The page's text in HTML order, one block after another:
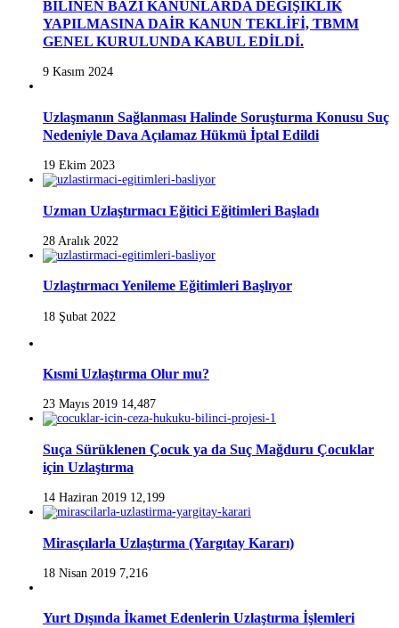
BİLİNEN BAZI KANUNLARDA DEĞİŞİKLİK
YAPILMASINA DAİR KANUN TEKLİFİ, TBMM
GENEL KURULUNDA KABUL EDİLDİ.
9 Kasım 2024
Uzlaşmanın Sağlanması Halinde Soruşturma Konusu Suç
Nedeniyle Dava Açılamaz Hükmü İptal Edildi
19 Ekim 2023
Uzman Uzlaştırmacı Eğitici Eğitimleri Başladı
28 Aralık 2022
Uzlaştırmacı Yenileme Eğitimleri Başlıyor
18 Şubat 2022
Kısmi Uzlaştırma Olur mu?
23 Mayıs 2019 14,487
Suça Sürüklenen Çocuk ya da Suç Mağduru Çocuklar
için Uzlaştırma
14 Haziran 2019 12,199
Mirasçılarla Uzlaştırma (Yargıtay Kararı)
18 Nisan 2019 7,216
Yurt Dışında İkamet Edenlerin Uzlaştırma İşlemleri